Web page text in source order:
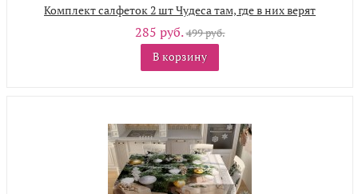
Комплект салфеток 2 шт Чудеса там, где в них верят
285 руб.499 руб.
В корзину